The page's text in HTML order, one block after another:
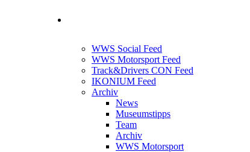
WWS Social Feed
WWS Motorsport Feed
Track&Drivers CON Feed
IKONIUM Feed
Archiv
News
Museumstipps
Team
Archiv
WWS Motorsport